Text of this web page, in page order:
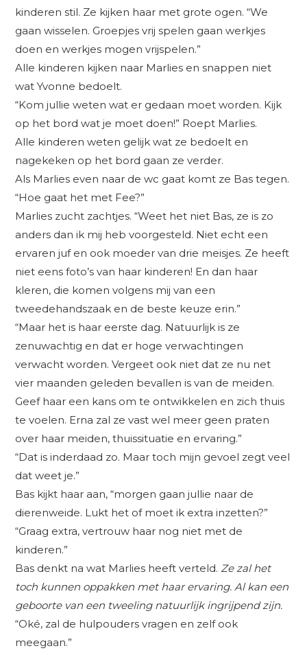
kinderen stil. Ze kijken haar met grote ogen. “We
gaan wisselen. Groepjes vrij spelen gaan werkjes
doen en werkjes mogen vrijspelen.”
Alle kinderen kijken naar Marlies en snappen niet
wat Yvonne bedoelt.
“Kom jullie weten wat er gedaan moet worden. Kijk
op het bord wat je moet doen!” Roept Marlies.
Alle kinderen weten gelijk wat ze bedoelt en
nagekeken op het bord gaan ze verder.
Als Marlies even naar de wc gaat komt ze Bas tegen.
“Hoe gaat het met Fee?”
Marlies zucht zachtjes. “Weet het niet Bas, ze is zo
anders dan ik mij heb voorgesteld. Niet echt een
ervaren juf en ook moeder van drie meisjes. Ze heeft
niet eens foto’s van haar kinderen! En dan haar
kleren, die komen volgens mij van een
tweedehandszaak en de beste keuze erin.”
“Maar het is haar eerste dag. Natuurlijk is ze
zenuwachtig en dat er hoge verwachtingen
verwacht worden. Vergeet ook niet dat ze nu net
vier maanden geleden bevallen is van de meiden.
Geef haar een kans om te ontwikkelen en zich thuis
te voelen. Erna zal ze vast wel meer geen praten
over haar meiden, thuissituatie en ervaring.”
“Dat is inderdaad zo. Maar toch mijn gevoel zegt veel
dat weet je.”
Bas kijkt haar aan, “morgen gaan jullie naar de
dierenweide. Lukt het of moet ik extra inzetten?”
“Graag extra, vertrouw haar nog niet met de
kinderen.”
Bas denkt na wat Marlies heeft verteld. Ze zal het
toch kunnen oppakken met haar ervaring. Al kan een
geboorte van een tweeling natuurlijk ingrijpend zijn.
“Oké, zal de hulpouders vragen en zelf ook
meegaan.”